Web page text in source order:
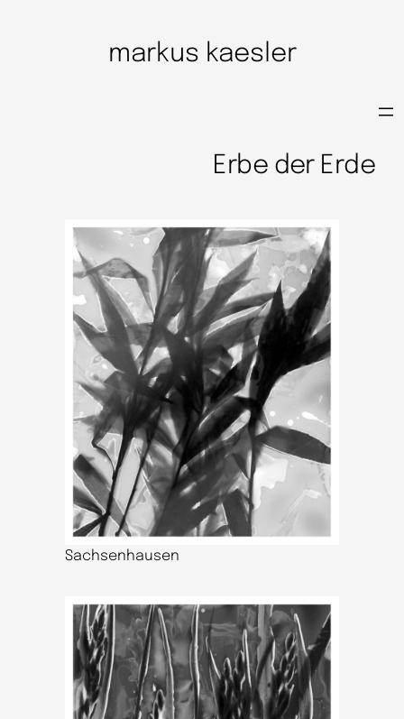
markus kaesler
Erbe der Erde
Sachsenhausen